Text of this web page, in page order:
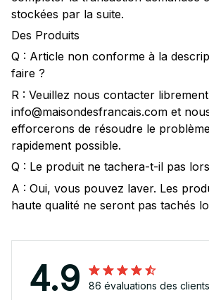
stockées par la suite.
Des Produits
Q : Article non conforme à la
faire ?
R : Veuillez nous contacter
info@maisondesfrancais.com et
efforcerons de résoudre le
rapidement possible.
Q : Le produit ne tachera-t-il pas
A : Oui, vous pouvez laver. Les
haute qualité ne seront pas tachés
4.9 86 évaluations des clients